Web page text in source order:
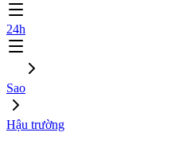
24h
Sao
Hậu trường